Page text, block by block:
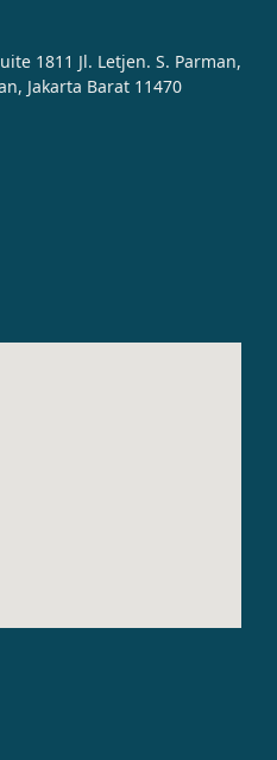
1811 Jl. Letjen. S. Parman,
Jakarta Barat 11470